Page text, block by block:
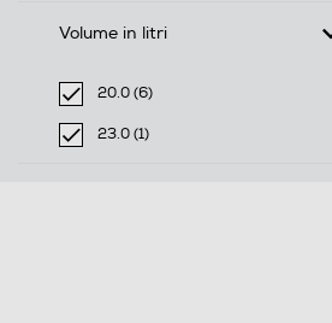
Volume in litri
20.0 (6)
selected Filtro applicato per
23.0 (1)